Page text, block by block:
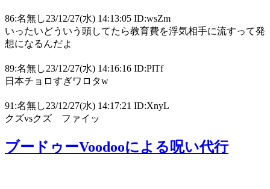
86:名無し23/12/27(水) 14:13:05 ID:wsZm
いったいどういう頭してたら教育費を浮気相手に流すって発
想になるんだよ
89:名無し23/12/27(水) 14:16:16 ID:PlTf
日本チョロすぎワロタw
91:名無し23/12/27(水) 14:17:21 ID:XnyL
クズvsクズ ファイッ
ブードゥーVoodooによる呪い代行